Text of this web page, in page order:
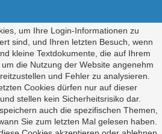
um Ihre Login-Informationen zu
sind, und Ihren letzten Besuch, wenn
kleine Textdokumente, die auf Ihrem
die Nutzung der Website angenehm
und Fehler zu analysieren.
Cookies dürfen nur auf dieser
stellen kein Sicherheitsrisiko dar.
auch die spezifischen Themen,
Sie zum letzten Mal gelesen haben.